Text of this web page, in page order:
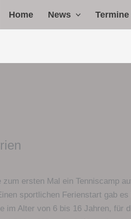
Home News Termine
ersten Mal ein Tenniscamp
sportlichen Ferienstart gab es
im Alter von 6 bis 16 Jahren, für